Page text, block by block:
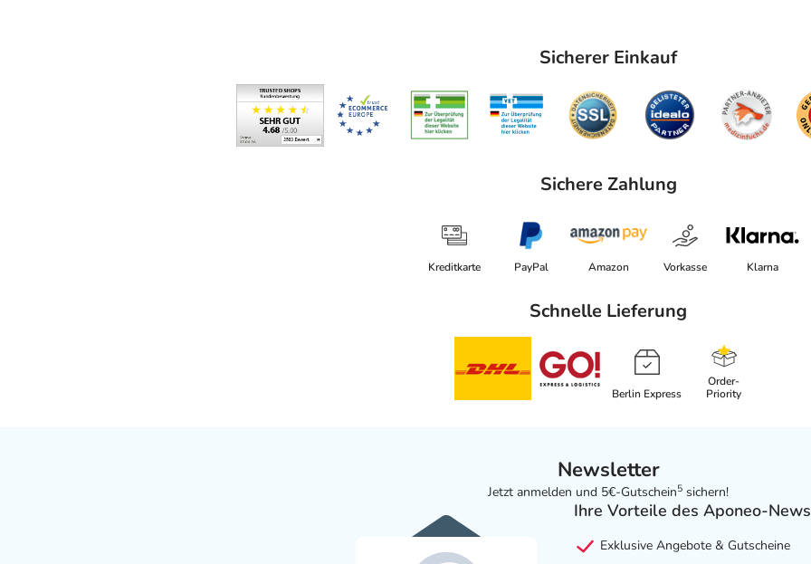
Sicherer Einkauf
Sichere Zahlung
Kreditkarte PayPal Amazon Vorkasse Klarna
Schnelle Lieferung
Berlin Express
Order-
Priority
Newsletter
Jetzt anmelden und 5€-Gutschein5 sichern!
Ihre Vorteile des Aponeo-
Exklusive Angebote & Gutscheine